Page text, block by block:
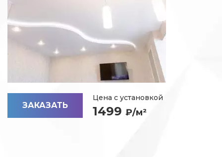
ЗАКАЗАТЬ
Цена с установкой
1499 ₽/м²